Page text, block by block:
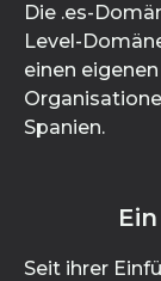
Die .es-
Level-
einen
Spanien.
Seit ihrer